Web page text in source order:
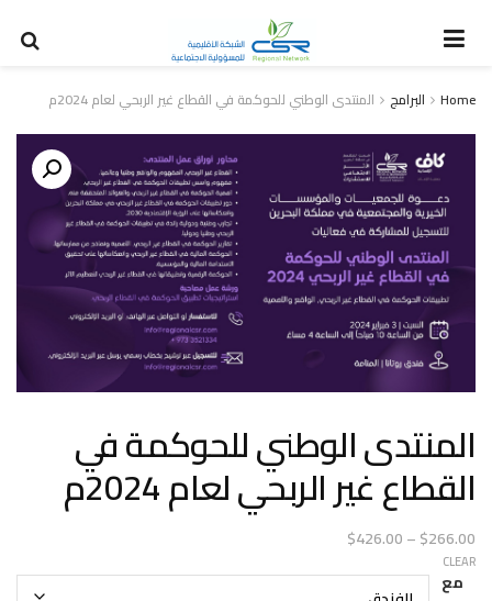
Home البرامج المنتدى الوطني للحوكمة في القطاع غير الربحي لعام 2024م
المنتدى الوطني للحوكمة في
القطاع غير الربحي لعام 2024م
$266.00
–
$426.00
$266.00
مع
CLEAR